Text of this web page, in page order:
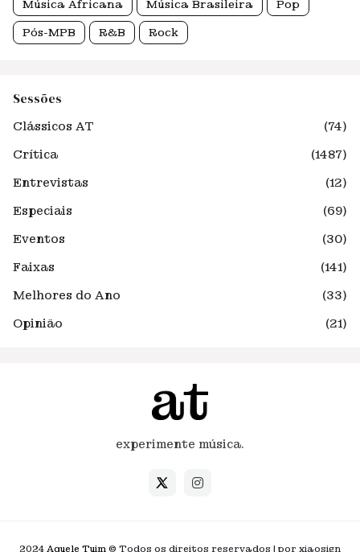
Música Africana Música Brasileira Pop
Pós-MPB R&B Rock
Sessões
Clássicos AT
(74)
Crítica
(1487)
Entrevistas
(12)
Especiais
(69)
Eventos
(30)
Faixas
(141)
Melhores do Ano
(33)
Opinião
(21)
experimente música.
2024 Aquele Tuim © Todos os direitos reservados | por xiaosign